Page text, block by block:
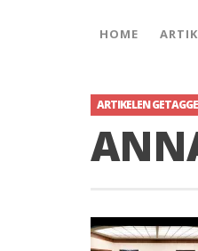
HOME
ARTIKELEN